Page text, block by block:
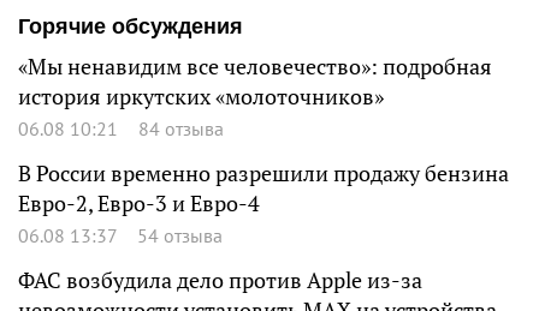
Горячие обсуждения
«Мы ненавидим все человечество»: подробная
история иркутских «молоточников»
06.08 10:21 84 отзыва
В России временно разрешили продажу бензина
Евро-2, Евро-3 и Евро-4
06.08 13:37 54 отзыва
ФАС возбудила дело против Apple из-за